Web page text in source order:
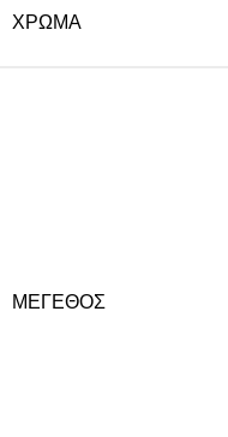
ΧΡΏΜΑ
ΜΈΓΕΘΟΣ